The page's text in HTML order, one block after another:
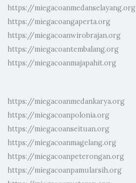
https://miegacoanmedanselayang.org
https://miegacoangaperta.org
https://miegacoanwirobrajan.org
https://miegacoantembalang.org
https://miegacoanmajapahit.org
https://miegacoanmedankarya.org
https://miegacoanpolonia.org
https://miegacoanseituan.org
https://miegacoanmagelang.org
https://miegacoanpeterongan.org
https://miegacoanpamularsih.org